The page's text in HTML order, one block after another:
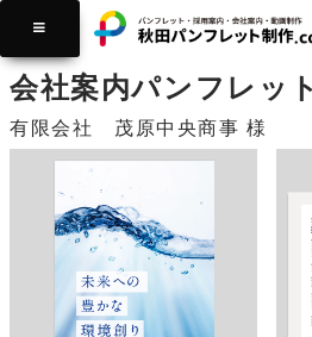
制作実績 会社案内
会社案内パンフレット
有限会社 茂原中央商事 様